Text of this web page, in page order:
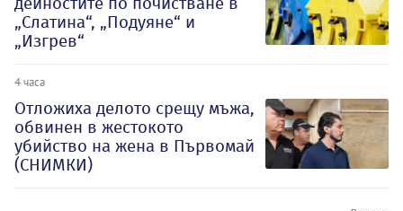
„Слатина“, „Подуяне“ и
„Изгрев“
4 часа
Отложиха делото срещу мъжа,
обвинен в жестокото
убийство на жена в Първомай
(СНИМКИ)